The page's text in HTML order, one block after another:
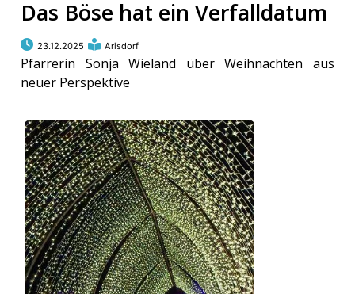
Das Böse hat ein Verfalldatum
23.12.2025 Arisdorf
Pfarrerin Sonja Wieland über Weihnachten aus
neuer Perspektive